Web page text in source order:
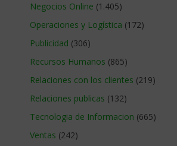
Negocios Online (1.405)
Operaciones y Logística (172)
Publicidad (306)
Recursos Humanos (865)
Relaciones con los clientes (219)
Relaciones publicas (132)
Tecnologia de Informacion (665)
Ventas (242)